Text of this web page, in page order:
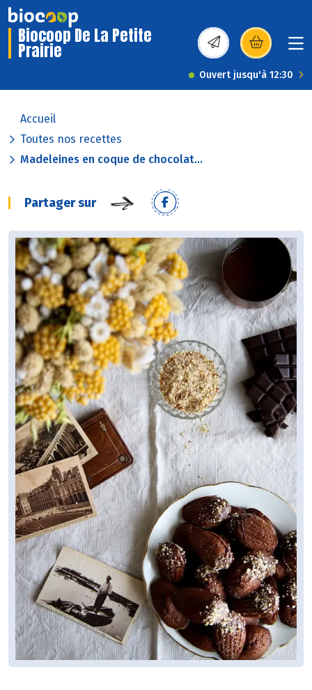
Biocoop De La Petite
Prairie (s’ouvre dans une
Ouvert jusqu'à 12:30
Accueil
Toutes nos recettes
Madeleines en coque de chocolat...
Partager sur